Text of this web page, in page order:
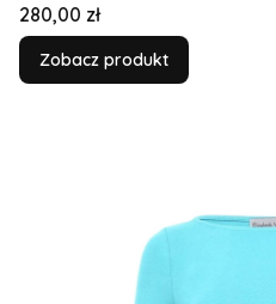
Cena
280,00 zł
Zobacz produkt